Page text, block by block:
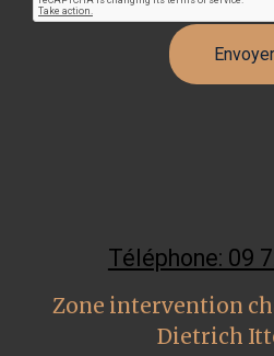
Téléphone: 09
Zone intervention
Dietrich